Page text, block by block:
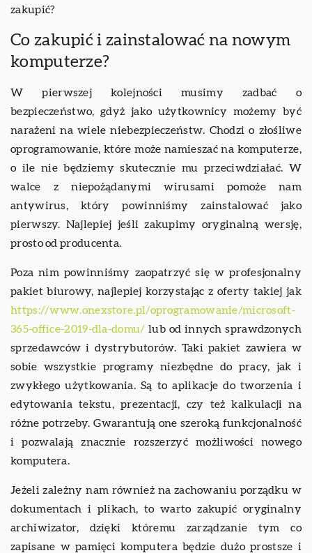
zakupić?
Co zakupić i zainstalować na nowym
komputerze?
W pierwszej kolejności musimy zadbać o
bezpieczeństwo, gdyż jako użytkownicy możemy być
narażeni na wiele niebezpieczeństw. Chodzi o złośliwe
oprogramowanie, które może namieszać na komputerze,
o ile nie będziemy skutecznie mu przeciwdziałać. W
walce z niepożądanymi wirusami pomoże nam
antywirus, który powinniśmy zainstalować jako
pierwszy. Najlepiej jeśli zakupimy oryginalną wersję,
prosto od producenta.
Poza nim powinniśmy zaopatrzyć się w profesjonalny
pakiet biurowy, najlepiej korzystając z oferty takiej jak
https://www.onexstore.pl/oprogramowanie/microsoft-
365-office-2019-dla-domu/ lub od innych sprawdzonych
sprzedawców i dystrybutorów. Taki pakiet zawiera w
sobie wszystkie programy niezbędne do pracy, jak i
zwykłego użytkowania. Są to aplikacje do tworzenia i
edytowania tekstu, prezentacji, czy też kalkulacji na
różne potrzeby. Gwarantują one szeroką funkcjonalność
i pozwalają znacznie rozszerzyć możliwości nowego
komputera.
Jeżeli zależny nam również na zachowaniu porządku w
dokumentach i plikach, to warto zakupić oryginalny
archiwizator, dzięki któremu zarządzanie tym co
zapisane w pamięci komputera będzie dużo prostsze i